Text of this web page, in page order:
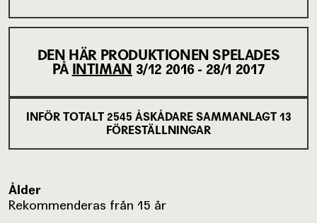
DEN HÄR PRODUKTIONEN SPELADES
PÅ INTIMAN 3/12 2016 - 28/1 2017
INFÖR TOTALT 2545 ÅSKÅDARE SAMMANLAGT 13
FÖRESTÄLLNINGAR
Ålder
Rekommenderas från 15 år